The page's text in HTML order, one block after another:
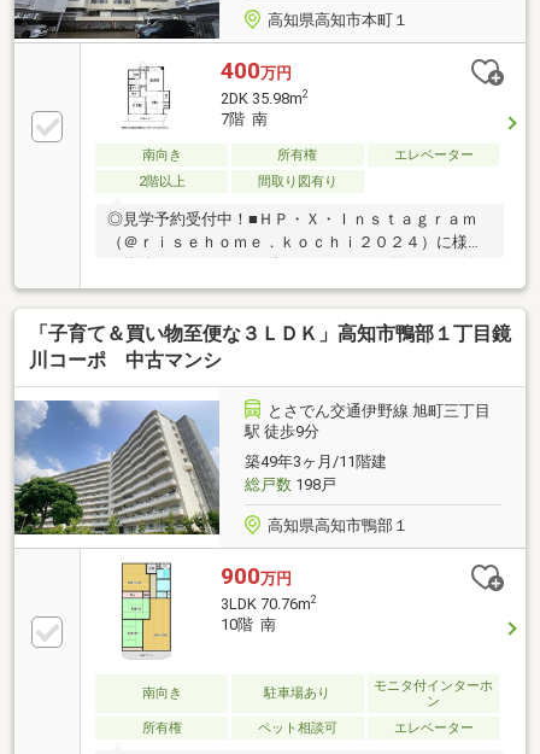
高知県高知市本町１
400万円
2DK 35.98m2
7階 南
南向き 所有権
エレベーター
2階以上
間取り図有り
◎見学予約受付中！■ＨＰ・Ｘ・Ｉｎｓｔａｇｒａｍ
（＠ｒｉｓｅｈｏｍｅ．ｋｏｃｈｉ２０２４）に様々
^*)・徒歩圏内に病院・銀行・スーパーが揃う便利な立
地！・エレベーター付高層階の南向き2DK・和室2室に
それぞれ押入れがあり収納力豊富・バス・トイレ別、
シャワー、温水洗浄便座、独立洗面台と水回り設備も
くても市内各所へ快適に移動できます♪【周辺環
境】・高知市立はりまや橋小学校 徒歩8分（617
ｍ）・高知市立城北中学校 徒歩26分（2045ｍ）
「子育て＆買い物至便な３ＬＤＫ」高知市鴨部１丁目鏡
川コーポ 中古マンシ
とさでん交通伊野線 旭町三丁目
駅 徒歩9分
築49年3ヶ月/11階建
総戸数198戸
高知県高知市鴨部１
900万円
3LDK 70.76m2
10階 南
南向き 駐車場あり
モニタ付インターホ
ン
所有権
ペット相談可 エレベーター